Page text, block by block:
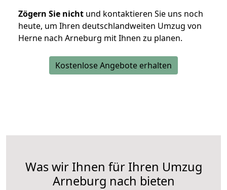
Zögern Sie nicht und kontaktieren Sie uns noch
heute, um Ihren deutschlandweiten Umzug von
Herne nach Arneburg mit Ihnen zu planen.
Kostenlose Angebote erhalten
Was wir Ihnen für Ihren Umzug
Arneburg nach bieten